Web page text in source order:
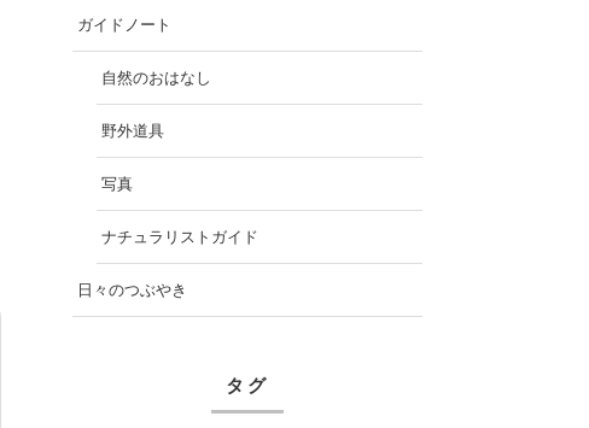
ガイドノート
自然のおはなし
野外道具
写真
ナチュラリストガイド
日々のつぶやき
タグ